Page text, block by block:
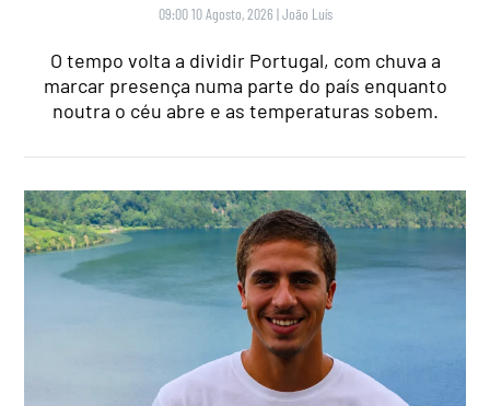
09:00 10 Agosto, 2026 |João Luís
O tempo volta a dividir Portugal, com chuva a
marcar presença numa parte do país enquanto
noutra o céu abre e as temperaturas sobem.